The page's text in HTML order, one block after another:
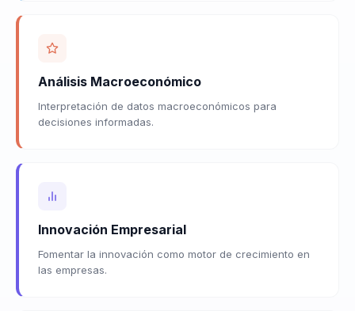
Análisis Macroeconómico
Interpretación de datos macroeconómicos para
decisiones informadas.
Innovación Empresarial
Fomentar la innovación como motor de crecimiento en
las empresas.